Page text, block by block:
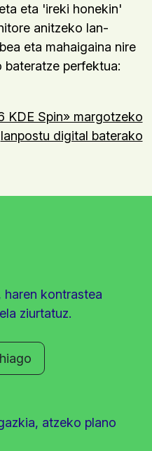
eta 'ireki honekin'
anitzeko lan-
eta mahaigaina nire
perfektua:
KDE Spin» margotzeko
lanpostu digital baterako
haren kontrastea
ziurtatuz.
atzeko plano